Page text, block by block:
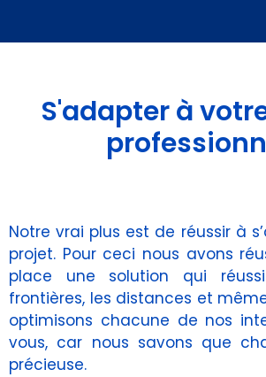
S'adapter à
Notre vrai plus est de réussir à
projet. Pour ceci nous avons
place une solution qui
frontières, les distances et
optimisons chacune de nos
vous, car nous savons que
précieuse.